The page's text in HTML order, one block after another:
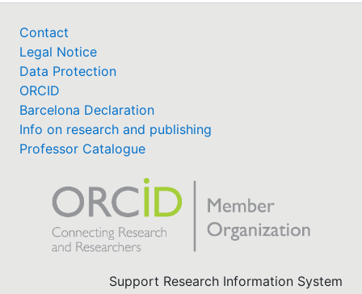
Contact
Legal Notice
Data Protection
ORCID
Barcelona Declaration
Info on research and publishing
Professor Catalogue
Support Research Information System